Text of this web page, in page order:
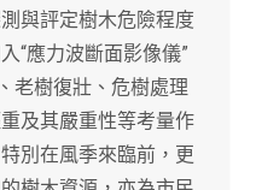
與評定樹木危險程度
“應力波斷面影像儀”
老樹復壯、危樹處理
及其嚴重性等考量作
別在風季來臨前，更